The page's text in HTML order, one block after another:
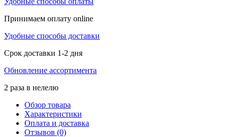
Принимаем оплату online
Удобные способы доставки
Срок доставки 1-2 дня
Обновление ассортимента
2 раза в нелелю
Обзор товара
Характеристики
Оплата и доставка
Отзывов (0)